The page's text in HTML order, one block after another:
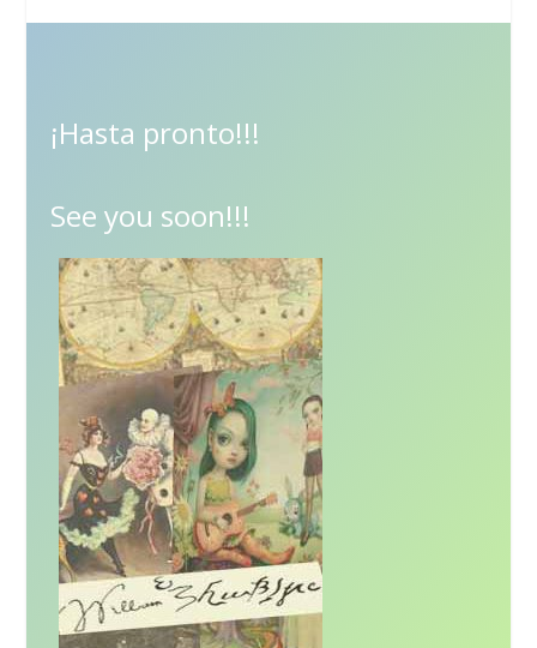
¡Hasta pronto!!!
See you soon!!!